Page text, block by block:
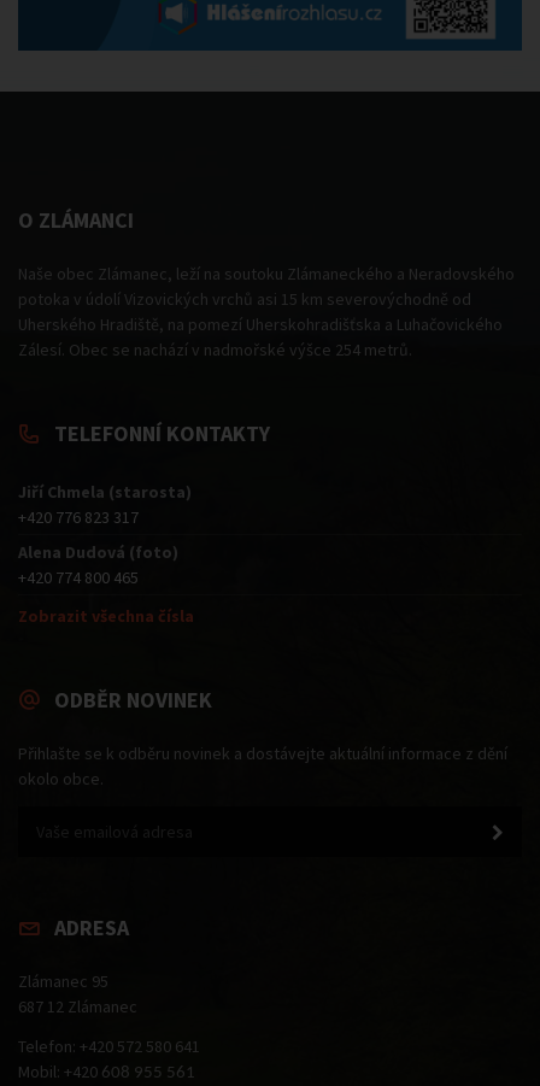
O ZLÁMANCI
Naše obec Zlámanec, leží na soutoku Zlámaneckého a Neradovského
potoka v údolí Vizovických vrchů asi 15 km severovýchodně od
Uherského Hradiště, na pomezí Uherskohradišťska a Luhačovického
Zálesí. Obec se nachází v nadmořské výšce 254 metrů.
TELEFONNÍ KONTAKTY
Jiří Chmela (starosta)
+420 776 823 317
Alena Dudová (foto)
+420 774 800 465
Zobrazit všechna čísla
ODBĚR NOVINEK
Přihlašte se k odběru novinek a dostávejte aktuální informace z dění
okolo obce.
ADRESA
Zlámanec 95
687 12 Zlámanec
Telefon: +420 572 580 641
Mobil: +420 608 955 561